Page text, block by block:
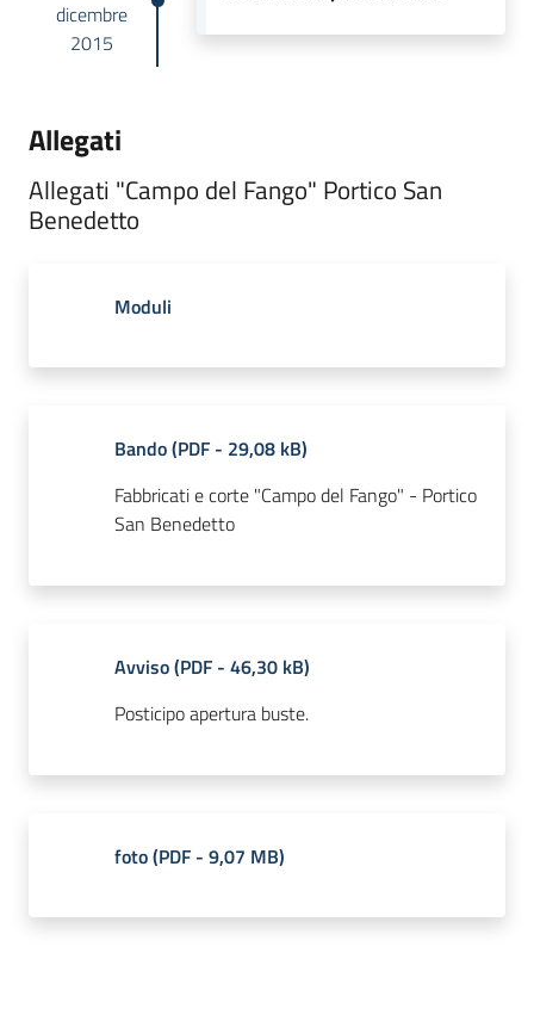
dicembre
2015
Allegati
Allegati "Campo del Fango" Portico San
Benedetto
Moduli
Bando(PDF - 29,08 kB)
Fabbricati e corte "Campo del Fango" - Portico
San Benedetto
Avviso(PDF - 46,30 kB)
Posticipo apertura buste.
foto(PDF - 9,07 MB)